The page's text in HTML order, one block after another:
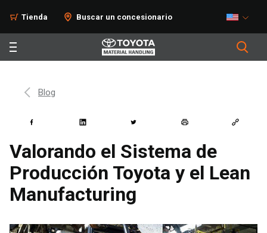
Tienda Buscar un concesionario
Blog
Valorando el Sistema de
Producción Toyota y el Lean
Manufacturing